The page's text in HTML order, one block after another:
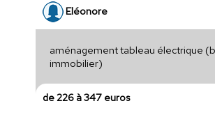
Eléonore
aménagement tableau électrique
immobilier)
de 226 à 347 euros